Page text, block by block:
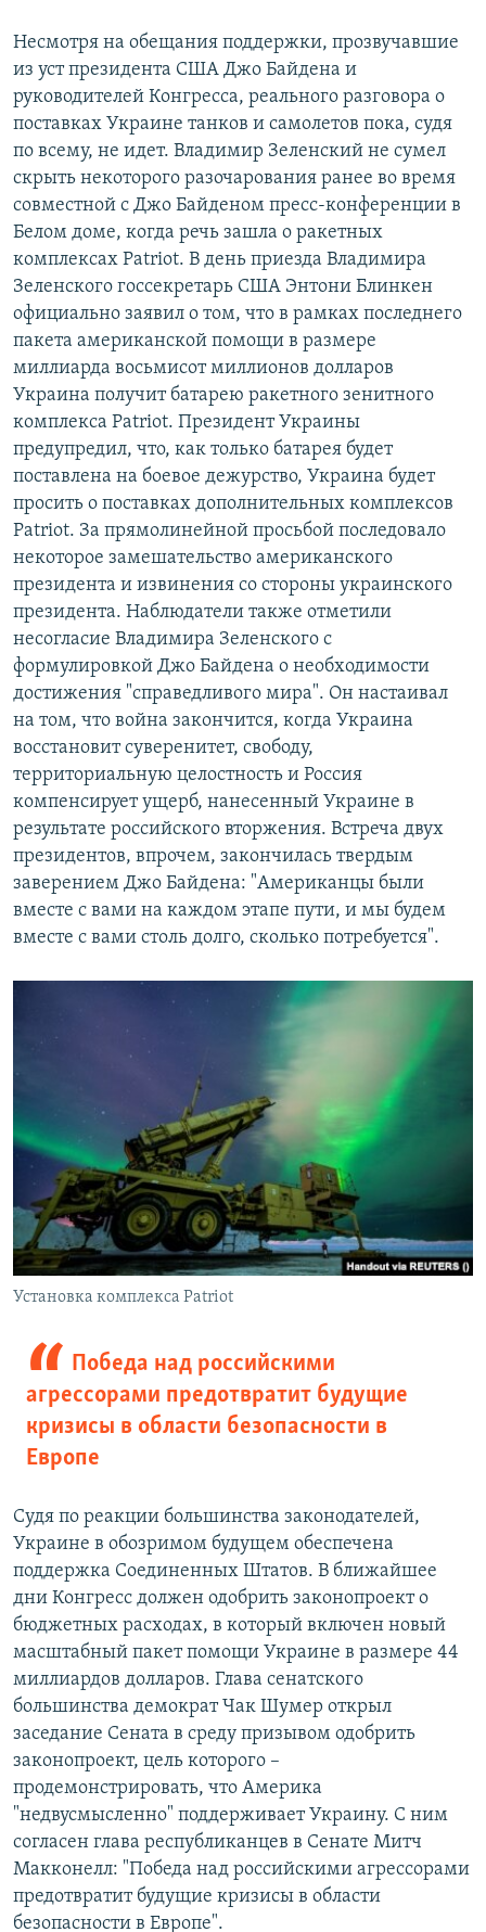
Несмотря на обещания поддержки, прозвучавшие
из уст президента США Джо Байдена и
руководителей Конгресса, реального разговора о
поставках Украине танков и самолетов пока, судя
по всему, не идет. Владимир Зеленский не сумел
скрыть некоторого разочарования ранее во время
совместной с Джо Байденом пресс-конференции в
Белом доме, когда речь зашла о ракетных
комплексах Patriot. В день приезда Владимира
Зеленского госсекретарь США Энтони Блинкен
официально заявил о том, что в рамках последнего
пакета американской помощи в размере
миллиарда восьмисот миллионов долларов
Украина получит батарею ракетного зенитного
комплекса Patriot. Президент Украины
предупредил, что, как только батарея будет
поставлена на боевое дежурство, Украина будет
просить о поставках дополнительных комплексов
Patriot. За прямолинейной просьбой последовало
некоторое замешательство американского
президента и извинения со стороны украинского
президента. Наблюдатели также отметили
несогласие Владимира Зеленского с
формулировкой Джо Байдена о необходимости
достижения "справедливого мира". Он настаивал
на том, что война закончится, когда Украина
восстановит суверенитет, свободу,
территориальную целостность и Россия
компенсирует ущерб, нанесенный Украине в
результате российского вторжения. Встреча двух
президентов, впрочем, закончилась твердым
заверением Джо Байдена: "Американцы были
вместе с вами на каждом этапе пути, и мы будем
вместе с вами столь долго, сколько потребуется".
Установка комплекса Patriot
Победа над российскими
агрессорами предотвратит будущие
кризисы в области безопасности в
Европе
Судя по реакции большинства законодателей,
Украине в обозримом будущем обеспечена
поддержка Соединенных Штатов. В ближайшее
дни Конгресс должен одобрить законопроект о
бюджетных расходах, в который включен новый
масштабный пакет помощи Украине в размере 44
миллиардов долларов. Глава сенатского
большинства демократ Чак Шумер открыл
заседание Сената в среду призывом одобрить
законопроект, цель которого –
продемонстрировать, что Америка
"недвусмысленно" поддерживает Украину. С ним
согласен глава республиканцев в Сенате Митч
Макконелл: "Победа над российскими агрессорами
предотвратит будущие кризисы в области
безопасности в Европе".